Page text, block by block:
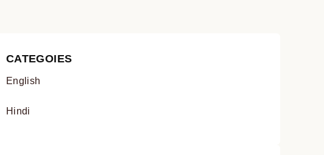
CATEGOIES
English
Hindi